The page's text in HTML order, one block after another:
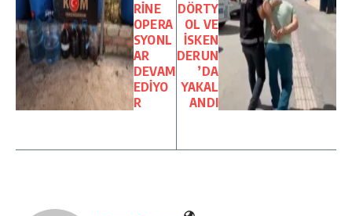
RİNE
OPERA
SYONL
AR
DEVAM
EDİYO
R
DÖRTY
OL VE
İSKEN
DERUN
’DA
YAKAL
ANDI